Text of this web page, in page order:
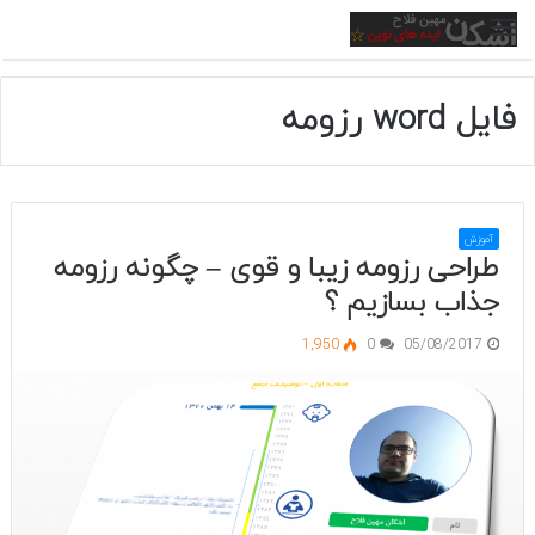
منو
فایل word رزومه
آموزش
طراحی رزومه زیبا و قوی – چگونه رزومه
جذاب بسازیم ؟
05/08/2017
0
1,950